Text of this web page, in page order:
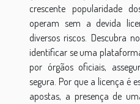
crescente popularidade
operam sem a devida
diversos riscos. Descubra
identificar se uma
por órgãos oficiais,
segura. Por que a licença é
apostas, a presença de